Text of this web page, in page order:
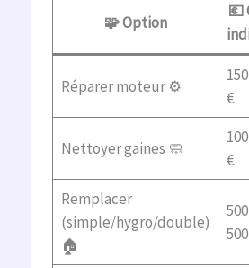
🧩 Option
💶
Réparer moteur ⚙️
€
Nettoyer gaines 🧼
€
Remplacer
(simple/hygro/double)
🏠